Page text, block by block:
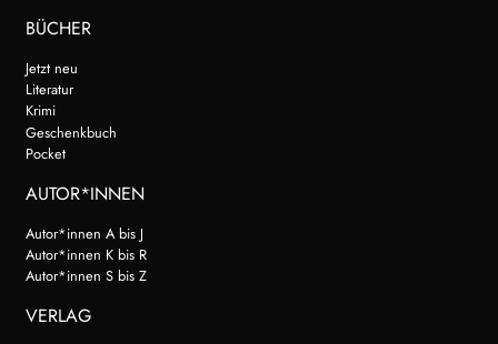
BÜCHER
Jetzt neu
Literatur
Krimi
Geschenkbuch
Pocket
AUTOR*INNEN
Autor*innen A bis J
Autor*innen K bis R
Autor*innen S bis Z
VERLAG